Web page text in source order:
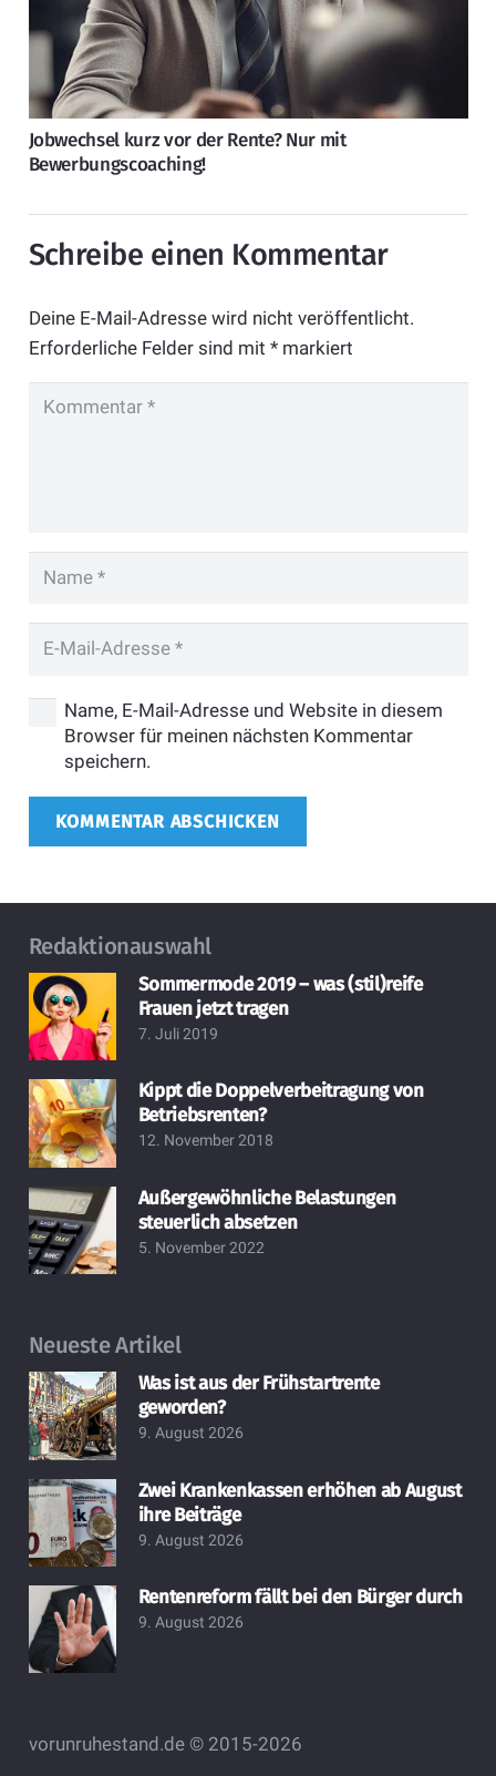
Jobwechsel kurz vor der Rente? Nur mit
Bewerbungscoaching!
Schreibe einen Kommentar
Deine E-Mail-Adresse wird nicht veröffentlicht.
Erforderliche Felder sind mit *markiert
Name, E-Mail-Adresse und Website in diesem
Browser für meinen nächsten Kommentar
speichern.
KOMMENTAR ABSCHICKEN
Redaktionauswahl
Sommermode 2019 – was (stil)reife
Frauen jetzt tragen
7. Juli 2019
Kippt die Doppelverbeitragung von
Betriebsrenten?
12. November 2018
Außergewöhnliche Belastungen
steuerlich absetzen
5. November 2022
Neueste Artikel
Was ist aus der Frühstartrente
geworden?
9. August 2026
Zwei Krankenkassen erhöhen ab August
ihre Beiträge
9. August 2026
Rentenreform fällt bei den Bürger durch
9. August 2026
vorunruhestand.de © 2015-2026